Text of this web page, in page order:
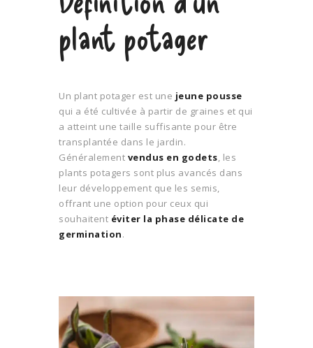
plant potager
Un plant potager est une jeune pousse
qui a été cultivée à partir de graines et qui
a atteint une taille suffisante pour être
transplantée dans le jardin.
Généralement vendus en godets, les
plants potagers sont plus avancés dans
leur développement que les semis,
offrant une option pour ceux qui
souhaitent éviter la phase délicate de
germination.